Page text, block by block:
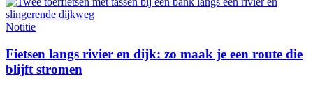
Notitie
Fietsen langs rivier en dijk: zo maak je een route die
blijft stromen